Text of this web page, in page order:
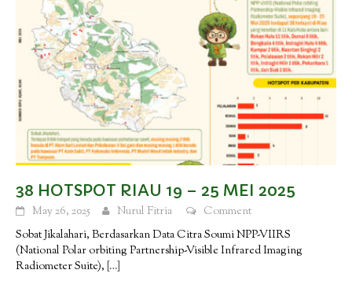
38 HOTSPOT RIAU 19 – 25 MEI 2025
May 26, 2025 Nurul Fitria
Comment
Sobat Jikalahari, Berdasarkan Data Citra Soumi NPP-VIIRS
(National Polar orbiting Partnership-Visible Infrared Imaging
Radiometer Suite), […]